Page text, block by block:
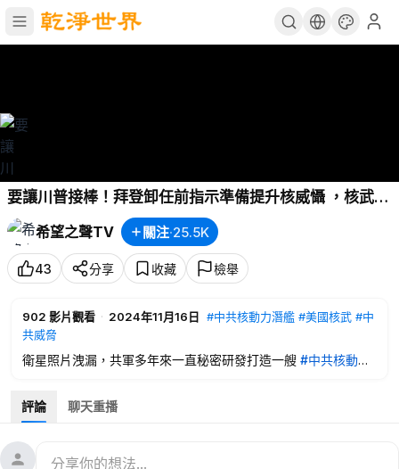
要讓川普接棒！拜登卸任前指示準備提升核威懾 ，核武競
賽回來了？【新聞速遞】
希望之聲TV
關注·25.5K
43 分享 收藏 檢舉
902 影片觀看 · 2024年11月16日 #中共核動力潛艦 #美國核武 #中
共威脅
衛星照片洩漏，共軍多年來一直秘密研發打造一艘 #中共核動力
件。列出六個更新方向。強調抵禦
00:42 美更新核部署指南 威懾邪惡軸心
評論 聊天重播